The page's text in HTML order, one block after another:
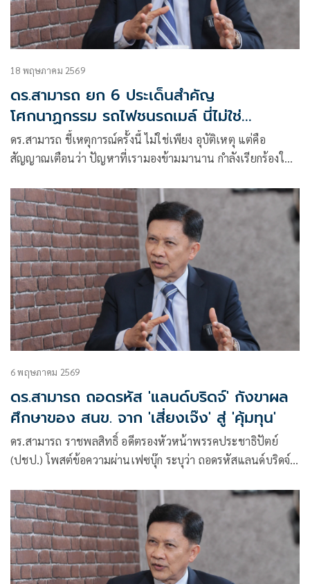
18 พฤษภาคม 2569
ดร.สามารถ ยก 6 ประเด็นสำคัญ
โศกนาฏกรรม รถไฟชนรถเมล์ นี่ไม่ใช่
เหตุสุดวิสัย
ดร.สามารถ ชี้เหตุการณ์ครั้งนี้ ไม่ใช่เพียง อุบัติเหตุ แต่คือ
สัญญาณเตือนว่า ปัญหาที่เรามองข้ามมานาน กำลังเรียกร้องให้
6 พฤษภาคม 2569
ดร.สามารถ ถอดรหัส 'แลนด์บริดจ์' กังขาผล
ศึกษาของ สนข. จาก 'เสี่ยงเจ๊ง' สู่ 'คุ้มทุน'
ดร.สามารถ ราชพลสิทธิ์ อดีตรองหัวหน้าพรรคประชาธิปัตย์
(ปชป.) โพสต์ข้อความผ่านเฟซบุ๊ก ระบุว่า ถอดรหัสแลนด์บริดจ์:
และแผนการขนส่งและจรา